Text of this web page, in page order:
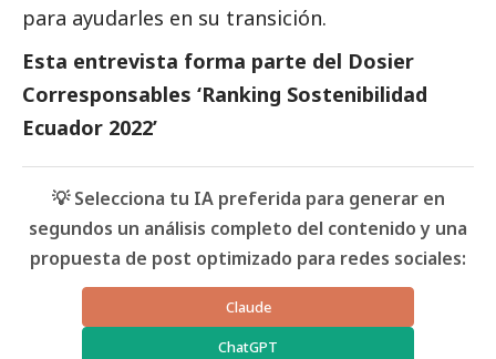
para ayudarles en su transición.
Esta entrevista forma parte del Dosier
Corresponsables ‘Ranking Sostenibilidad
Ecuador 2022’
💡 Selecciona tu IA preferida para generar en
segundos un análisis completo del contenido y una
propuesta de post optimizado para redes sociales:
Claude
ChatGPT